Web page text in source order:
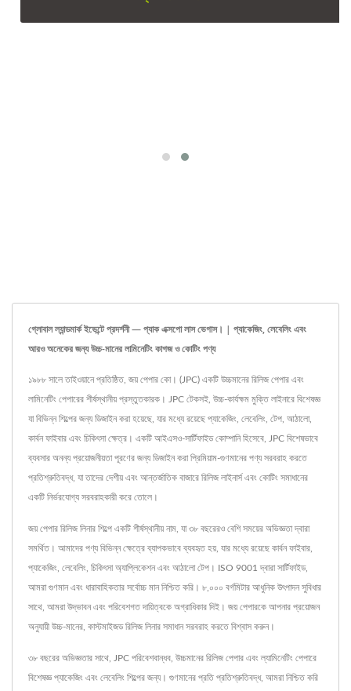
গ্লোবাল ল্যান্ডমার্ক ইভেন্টে প্রদর্শনী — প্যাক এক্সপো লাস ভেগাস। | প্যাকেজিং, লেবেলিং এবং
আরও অনেকের জন্য উচ্চ-মানের লামিনেটিং কাগজ ও কোটিং পণ্য
১৯৮৮ সালে তাইওয়ানে প্রতিষ্ঠিত, জয় পেপার কো। (JPC) একটি উচ্চমানের রিলিজ পেপার এবং
লামিনেটিং পেপারের শীর্ষস্থানীয় প্রস্তুতকারক। JPC টেকসই, উচ্চ-কার্যক্ষম মুক্তি লাইনারে বিশেষজ্ঞ
যা বিভিন্ন শিল্পের জন্য ডিজাইন করা হয়েছে, যার মধ্যে রয়েছে প্যাকেজিং, লেবেলিং, টেপ, আঠালো,
কার্বন ফাইবার এবং চিকিৎসা ক্ষেত্র। একটি আইএসও-সার্টিফাইড কোম্পানি হিসেবে, JPC বিশেষভাবে
ব্যবসার অনন্য প্রয়োজনীয়তা পূরণের জন্য ডিজাইন করা প্রিমিয়াম-গুণমানের পণ্য সরবরাহ করতে
প্রতিশ্রুতিবদ্ধ, যা তাদের দেশীয় এবং আন্তর্জাতিক বাজারে রিলিজ লাইনার্স এবং কোটিং সমাধানের
একটি নির্ভরযোগ্য সরবরাহকারী করে তোলে।
জয় পেপার রিলিজ লিনার শিল্পে একটি শীর্ষস্থানীয় নাম, যা ৩৮ বছরেরও বেশি সময়ের অভিজ্ঞতা দ্বারা
সমর্থিত। আমাদের পণ্য বিভিন্ন ক্ষেত্রে ব্যাপকভাবে ব্যবহৃত হয়, যার মধ্যে রয়েছে কার্বন ফাইবার,
প্যাকেজিং, লেবেলিং, চিকিৎসা অ্যাপ্লিকেশন এবং আঠালো টেপ। ISO 9001 দ্বারা সার্টিফাইড,
আমরা গুণমান এবং ধারাবাহিকতার সর্বোচ্চ মান নিশ্চিত করি। ৮,০০০ বর্গমিটার আধুনিক উৎপাদন সুবিধার
সাথে, আমরা উদ্ভাবন এবং পরিবেশগত দায়িত্বকে অগ্রাধিকার দিই। জয় পেপারকে আপনার প্রয়োজন
অনুযায়ী উচ্চ-মানের, কাস্টমাইজড রিলিজ লিনার সমাধান সরবরাহ করতে বিশ্বাস করুন।
৩৮ বছরের অভিজ্ঞতার সাথে, JPC পরিবেশবান্ধব, উচ্চমানের রিলিজ পেপার এবং ল্যামিনেটিং পেপারে
বিশেষজ্ঞ প্যাকেজিং এবং লেবেলিং শিল্পের জন্য। গুণমানের প্রতি প্রতিশ্রুতিবদ্ধ, আমরা নিশ্চিত করি